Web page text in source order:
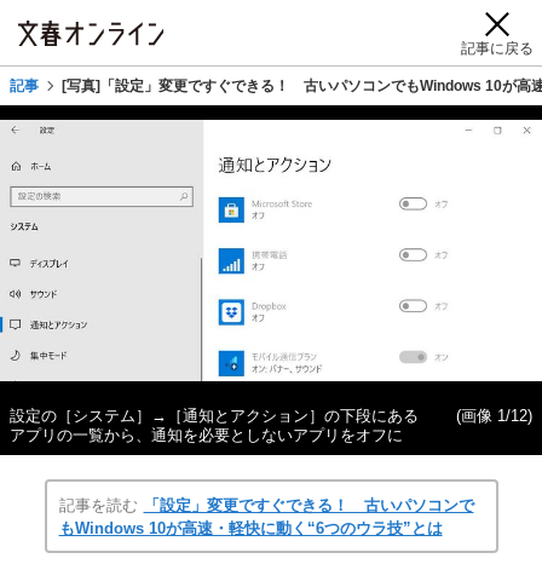
記事に戻る
記事 [写真]「設定」変更ですぐできる！ 古いパソコンでもWindows 10が高
設定の［システム］→［通知とアクション］の下段にある
アプリの一覧から、通知を必要としないアプリをオフに
(画像 1/12)
記事を読む
「設定」変更ですぐできる！ 古いパソコンで
もWindows 10が高速・軽快に動く“6つのウラ技”とは